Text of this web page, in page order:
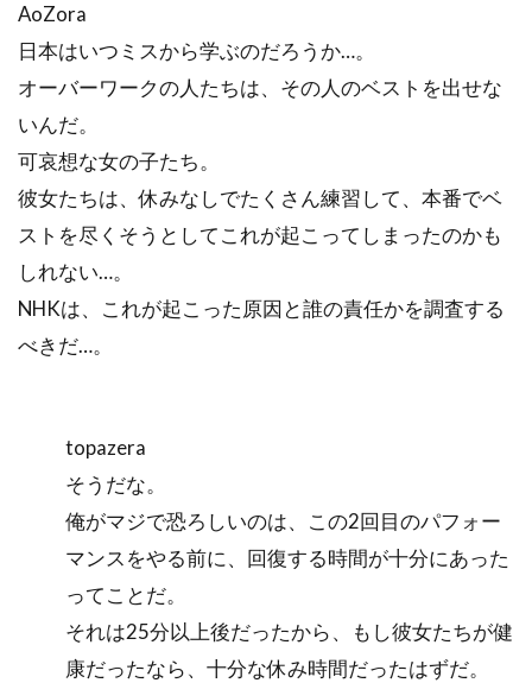
AoZora
日本はいつミスから学ぶのだろうか…。
オーバーワークの人たちは、その人のベストを出せな
いんだ。
可哀想な女の子たち。
彼女たちは、休みなしでたくさん練習して、本番でベ
ストを尽くそうとしてこれが起こってしまったのかも
しれない…。
NHKは、これが起こった原因と誰の責任かを調査する
べきだ…。
topazera
そうだな。
俺がマジで恐ろしいのは、この2回目のパフォー
マンスをやる前に、回復する時間が十分にあった
ってことだ。
それは25分以上後だったから、もし彼女たちが健
康だったなら、十分な休み時間だったはずだ。